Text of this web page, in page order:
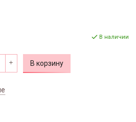
В наличии
В корзину